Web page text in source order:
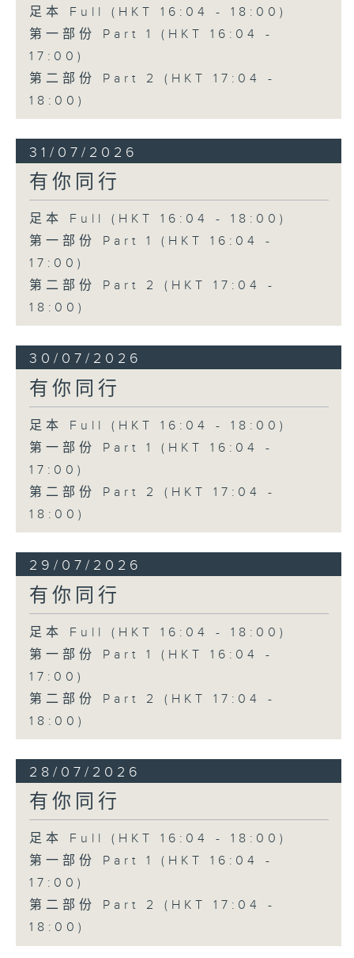
足本 Full (HKT 16:04 - 18:00)
第一部份 Part 1 (HKT 16:04 -
17:00)
第二部份 Part 2 (HKT 17:04 -
18:00)
31/07/2026
有你同行
足本 Full (HKT 16:04 - 18:00)
第一部份 Part 1 (HKT 16:04 -
17:00)
第二部份 Part 2 (HKT 17:04 -
18:00)
30/07/2026
有你同行
足本 Full (HKT 16:04 - 18:00)
第一部份 Part 1 (HKT 16:04 -
17:00)
第二部份 Part 2 (HKT 17:04 -
18:00)
29/07/2026
有你同行
足本 Full (HKT 16:04 - 18:00)
第一部份 Part 1 (HKT 16:04 -
17:00)
第二部份 Part 2 (HKT 17:04 -
18:00)
28/07/2026
有你同行
足本 Full (HKT 16:04 - 18:00)
第一部份 Part 1 (HKT 16:04 -
17:00)
第二部份 Part 2 (HKT 17:04 -
18:00)